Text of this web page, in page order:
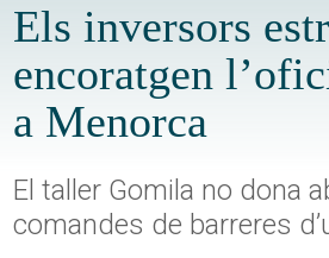
Els inversors
encoratgen
a Menorca
El taller Gomila no dona
comandes de barreres